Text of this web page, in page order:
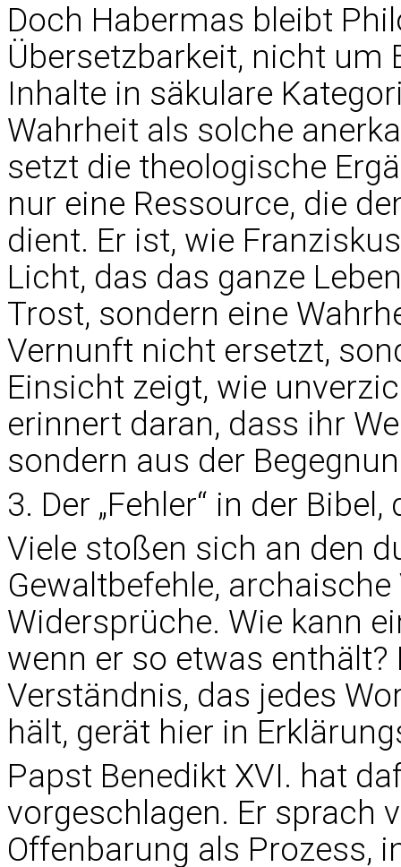
Doch Habermas bleibt
Übersetzbarkeit, nicht um
Inhalte in säkulare
Wahrheit als solche
setzt die theologische
nur eine Ressource, die
dient. Er ist, wie
Licht, das das ganze
Trost, sondern eine
Vernunft nicht ersetzt,
Einsicht zeigt, wie
erinnert daran, dass ihr
sondern aus der
3. Der „Fehler“ in der
Viele stoßen sich an den
Gewaltbefehle,
Widersprüche. Wie kann
wenn er so etwas
Verständnis, das jedes
hält, gerät hier in
Papst Benedikt XVI. hat
vorgeschlagen. Er sprach
Offenbarung als Prozess,